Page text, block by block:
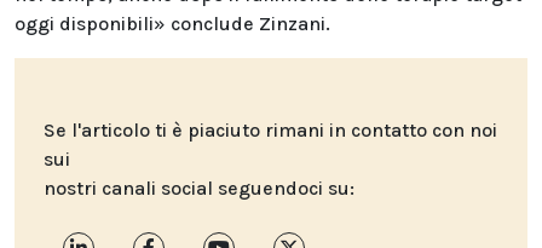
oggi disponibili» conclude Zinzani.
Se l'articolo ti è piaciuto rimani in contatto con noi
sui
nostri canali social seguendoci su: